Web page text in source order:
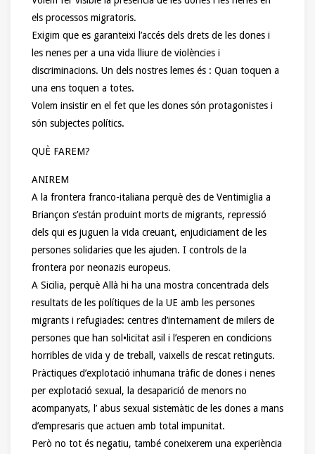
els processos migratoris.
Exigim que es garanteixi l’accés dels drets de les dones i
les nenes per a una vida lliure de violències i
discriminacions. Un dels nostres lemes és : Quan toquen a
una ens toquen a totes.
Volem insistir en el fet que les dones són protagonistes i
són subjectes polítics.
QUÈ FAREM?
ANIREM
A la frontera franco-italiana perquè des de Ventimiglia a
Briançon s’están produint morts de migrants, repressió
dels qui es juguen la vida creuant, enjudiciament de les
persones solidaries que les ajuden. I controls de la
frontera por neonazis europeus.
A Sicilia, perquè Allà hi ha una mostra concentrada dels
resultats de les polítiques de la UE amb les persones
migrants i refugiades: centres d’internament de milers de
persones que han sol•licitat asil i l’esperen en condicions
horribles de vida y de treball, vaixells de rescat retinguts.
Pràctiques d’explotació inhumana tràfic de dones i nenes
per explotació sexual, la desaparició de menors no
acompanyats, l’ abus sexual sistemàtic de les dones a mans
d’empresaris que actuen amb total impunitat.
Però no tot és negatiu, també coneixerem una experiència